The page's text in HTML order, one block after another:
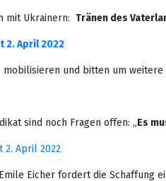
mit Ukrainern: Tränen des
2. April 2022
mobilisieren und bitten um
sind noch Fragen offen: „Es
2. April 2022
Eicher fordert die Schaffung